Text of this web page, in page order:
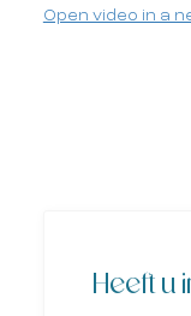
Open video in a
Heeft u